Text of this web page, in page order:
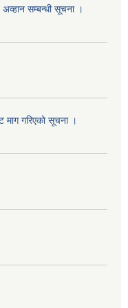
अव्हान सम्बन्धी सूचना ।
माग गरिएको सूचना ।